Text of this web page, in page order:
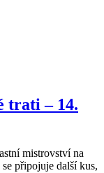
trati – 14.
mistrovství na
připojuje další kus,